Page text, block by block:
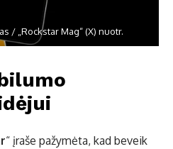
/ „Rockstar Mag“ (X) nuotr.
“ įraše pažymėta, kad beveik